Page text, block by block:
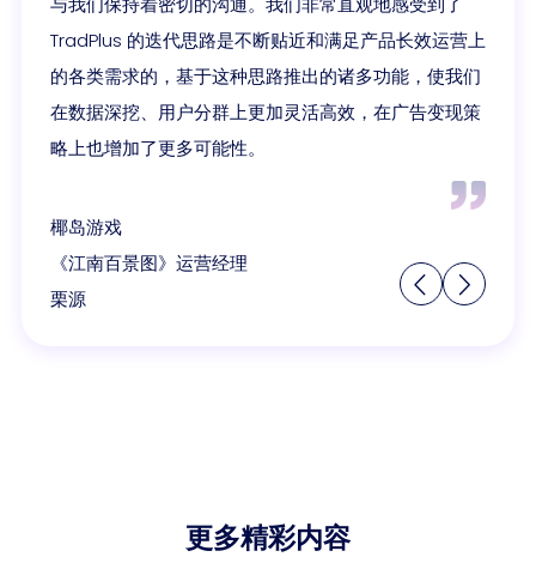
TradPlus 的迭代思路是不断贴近和满足产品长效运营上
的各类需求的，基于这种思路推出的诸多功能，使我们
在数据深挖、用户分群上更加灵活高效，在广告变现策
略上也增加了更多可能性。
椰岛游戏
《江南百景图》运营经理
栗源
更多精彩内容